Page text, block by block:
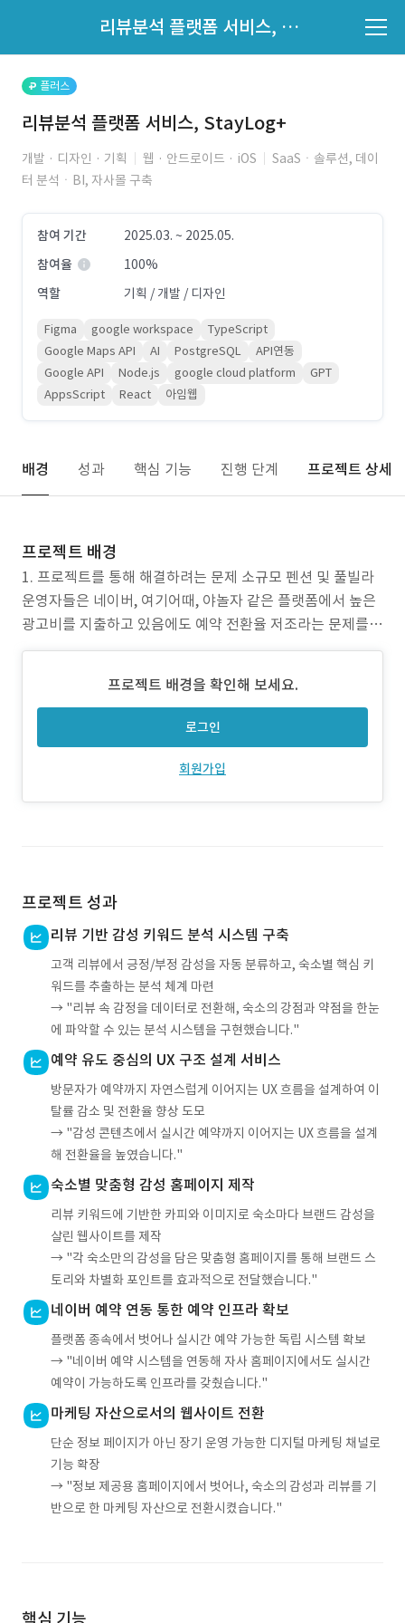
리뷰분석 플랫폼 서비스, StayLog+
지원자 목록 바로가기
플러스
리뷰분석 플랫폼 서비스, StayLog+
개발 · 디자인 · 기획 웹 · 안드로이드 · iOS
SaaSㆍ솔루션, 데이
터 분석ㆍBI, 자사몰 구축
참여 기간
2025.03. ~ 2025.05.
참여율
100%
역할
기획 / 개발 / 디자인
Figma google workspace
TypeScript
Google Maps API
AI PostgreSQL
API연동
Google API
Node.js google cloud platform
GPT
AppsScript
React 아임웹
배경 성과 핵심 기능 진행 단계 프로젝트 상세
프로젝트 배경
1. 프로젝트를 통해 해결하려는 문제 소규모 펜션 및 풀빌라
운영자들은 네이버, 여기어때, 야놀자 같은 플랫폼에서 높은
광고비를 지출하고 있음에도 예약 전환율 저조라는 문제를
겪고 있습니다. 또한, 고객 리뷰는 쌓이지만 이를 어떻게 분석
있습니다. 기존의 홈페이지는 단순 정보 제공에 머물러 있으
며, 숙소 고유의 감성을 반영하지 못해 차별화된 온라
프로젝트 배경을 확인해 보세요.
로그인
회원가입
프로젝트 성과
리뷰 기반 감성 키워드 분석 시스템 구축
고객 리뷰에서 긍정/부정 감성을 자동 분류하고, 숙소별 핵심 키
워드를 추출하는 분석 체계 마련
→ "리뷰 속 감정을 데이터로 전환해, 숙소의 강점과 약점을 한눈
에 파악할 수 있는 분석 시스템을 구현했습니다."
예약 유도 중심의 UX 구조 설계 서비스
방문자가 예약까지 자연스럽게 이어지는 UX 흐름을 설계하여 이
탈률 감소 및 전환율 향상 도모
→ "감성 콘텐츠에서 실시간 예약까지 이어지는 UX 흐름을 설계
해 전환율을 높였습니다."
숙소별 맞춤형 감성 홈페이지 제작
리뷰 키워드에 기반한 카피와 이미지로 숙소마다 브랜드 감성을
살린 웹사이트를 제작
→ "각 숙소만의 감성을 담은 맞춤형 홈페이지를 통해 브랜드 스
토리와 차별화 포인트를 효과적으로 전달했습니다."
네이버 예약 연동 통한 예약 인프라 확보
플랫폼 종속에서 벗어나 실시간 예약 가능한 독립 시스템 확보
→ "네이버 예약 시스템을 연동해 자사 홈페이지에서도 실시간
예약이 가능하도록 인프라를 갖췄습니다."
마케팅 자산으로서의 웹사이트 전환
단순 정보 페이지가 아닌 장기 운영 가능한 디지털 마케팅 채널로
기능 확장
→ "정보 제공용 홈페이지에서 벗어나, 숙소의 감성과 리뷰를 기
반으로 한 마케팅 자산으로 전환시켰습니다."